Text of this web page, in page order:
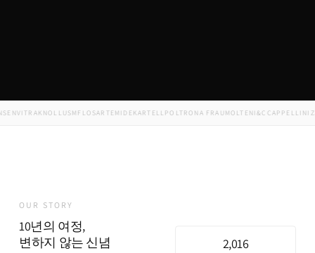
VITRAKNOLLUSM FLOSARTEMIDE KARTELL POLTRONA FRAUMOLTENI&CCAPPELLINI
OUR STORY
10년의 여정,
변하지 않는 신념
2,016